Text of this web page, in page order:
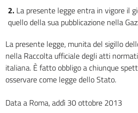
2. La presente legge entra in vigore il
quello della sua pubblicazione nella
La presente legge, munita del sigillo
nella Raccolta ufficiale degli atti
italiana. È fatto obbligo a chiunque
osservare come legge dello Stato.
Data a Roma, addì 30 ottobre 2013